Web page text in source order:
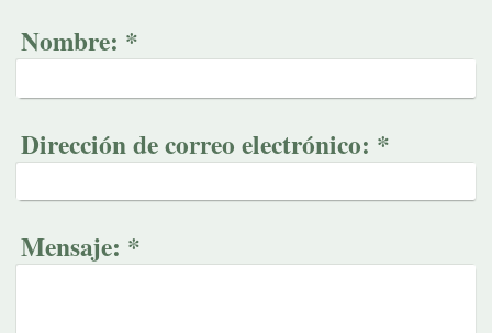
Nombre: *
Dirección de correo electrónico: *
Mensaje: *